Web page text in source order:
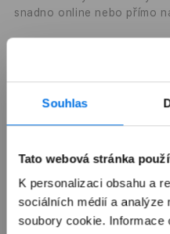
Souhlas
Tato webová stránka
K personalizaci obsahu a
sociálních médií a
soubory cookie. Informace
snadno online nebo přímo